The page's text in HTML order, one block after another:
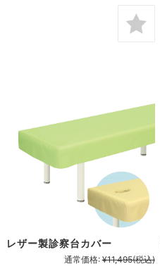
レザー製診察台カバー
通常価格: ¥11,495(税込)